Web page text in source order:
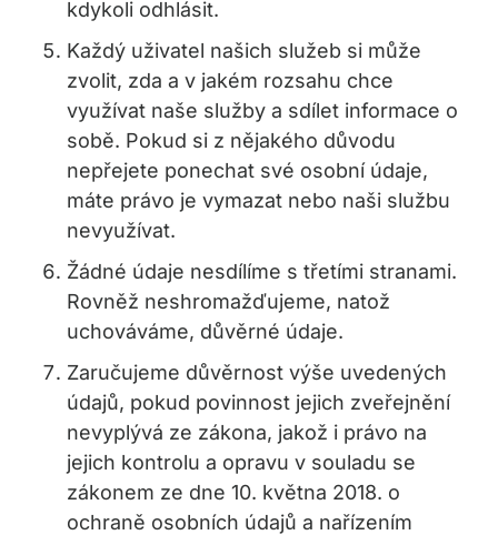
kdykoli odhlásit.
Každý uživatel našich služeb si může
zvolit, zda a v jakém rozsahu chce
využívat naše služby a sdílet informace o
sobě. Pokud si z nějakého důvodu
nepřejete ponechat své osobní údaje,
máte právo je vymazat nebo naši službu
nevyužívat.
Žádné údaje nesdílíme s třetími stranami.
Rovněž neshromažďujeme, natož
uchováváme, důvěrné údaje.
Zaručujeme důvěrnost výše uvedených
údajů, pokud povinnost jejich zveřejnění
nevyplývá ze zákona, jakož i právo na
jejich kontrolu a opravu v souladu se
zákonem ze dne 10. května 2018. o
ochraně osobních údajů a nařízením